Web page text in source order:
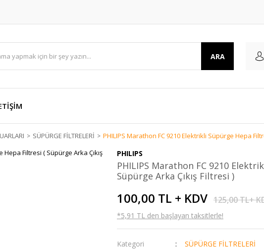
ARA
SÜPÜRGE FİLTRELERİ PHILIPS Marathon FC 9210 Elektrikli Süpürge Hepa
PHILIPS
PHILIPS Marathon FC 9210
Süpürge Arka Çıkış Filtresi )
100,00 TL + KDV 125,00 TL+
*5,91 TL den başlayan taksitlerle!
Kategori
SÜPÜRGE FİLTRELERİ